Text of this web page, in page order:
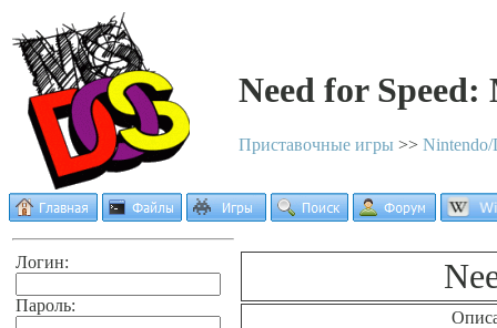
Need for Speed:
Приставочные игры >> Nintendo/
Логин:
Пароль: